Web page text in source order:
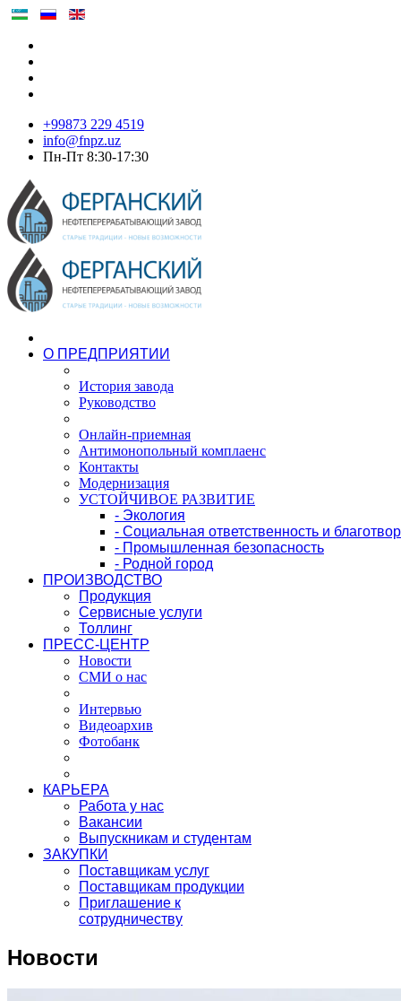
+99873 229 4519
info@fnpz.uz
Пн-Пт 8:30-17:30
О ПРЕДПРИЯТИИ
История завода
Руководство
Онлайн-приемная
Антимонопольный комплаенс
Контакты
Модернизация
УСТОЙЧИВОЕ РАЗВИТИЕ
- Экология
- Социальная ответственность и
- Промышленная безопасность
- Родной город
ПРОИЗВОДСТВО
Продукция
Сервисные услуги
Толлинг
ПРЕСС-ЦЕНТР
Новости
СМИ о нас
Интервью
Видеоархив
Фотобанк
КАРЬЕРА
Работа у нас
Вакансии
Выпускникам и студентам
ЗАКУПКИ
Поставщикам услуг
Поставщикам продукции
Приглашение к
сотрудничеству
Новости